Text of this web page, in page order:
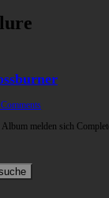
Album melden sich